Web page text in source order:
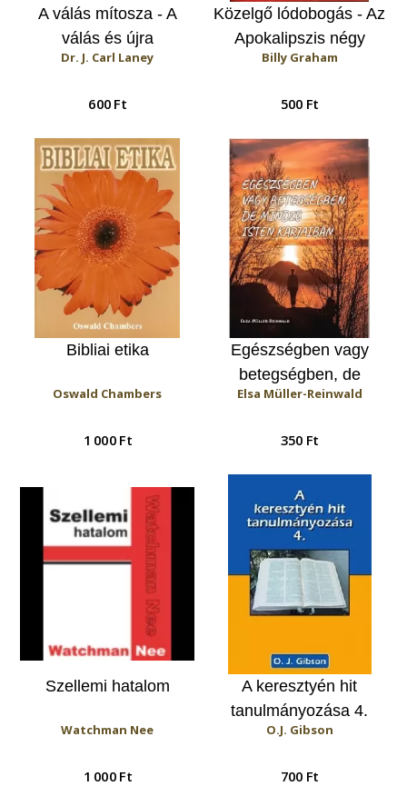
A válás mítosza - A
válás és újra
házasodás bibliai
Dr. J. Carl Laney
600 Ft
Közelgő lódobogás - Az
Apokalipszis négy
lovasa
Billy Graham
500 Ft
Bibliai etika
Oswald Chambers
1 000 Ft
Egészségben vagy
betegségben, de
mindig Isten karjaiban
Elsa Müller-Reinwald
350 Ft
Szellemi hatalom
Watchman Nee
1 000 Ft
A keresztyén hit
tanulmányozása 4.
O.J. Gibson
700 Ft